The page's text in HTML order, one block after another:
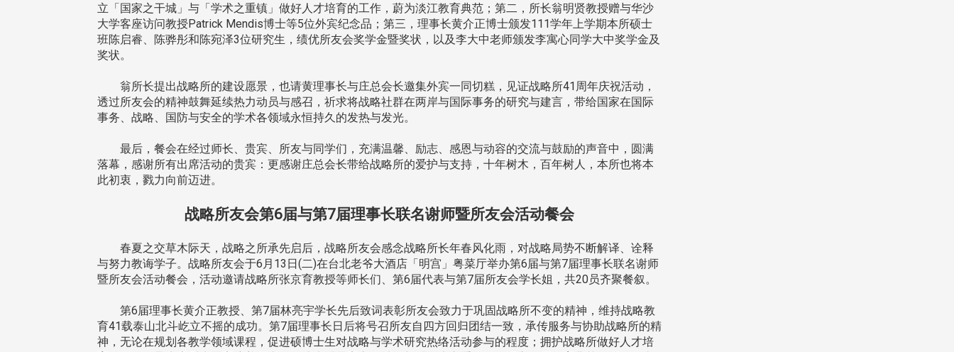
立「国家之干城」与「学术之重镇」做好人才培育的工作，蔚为淡江教育典范；第二，所长翁明贤教授赠与华沙
大学客座访问教授Patrick Mendis博士等5位外宾纪念品；第三，理事长黄介正博士颁发111学年上学期本所硕士
班陈启睿、陈骅彤和陈宛泽3位研究生，绩优所友会奖学金暨奖状，以及李大中老师颁发李寓心同学大中奖学金及
奖状。
翁所长提出战略所的建设愿景，也请黄理事长与庄总会长邀集外宾一同切糕，见证战略所41周年庆祝活动，
透过所友会的精神鼓舞延续热力动员与感召，祈求将战略社群在两岸与国际事务的研究与建言，带给国家在国际
事务、战略、国防与安全的学术各领域永恒持久的发热与发光。
最后，餐会在经过师长、贵宾、所友与同学们，充满温馨、励志、感恩与动容的交流与鼓励的声音中，圆满
落幕，感谢所有出席活动的贵宾：更感谢庄总会长带给战略所的爱护与支持，十年树木，百年树人，本所也将本
此初衷，戮力向前迈进。
战略所友会第6届与第7届理事长联名谢师暨所友会活动餐会
春夏之交草木际天，战略之所承先启后，战略所友会感念战略所长年春风化雨，对战略局势不断解译、诠释
与努力教诲学子。战略所友会于6月13日(二)在台北老爷大酒店「明宫」粤菜厅举办第6届与第7届理事长联名谢师
暨所友会活动餐会，活动邀请战略所张京育教授等师长们、第6届代表与第7届所友会学长姐，共20员齐聚餐叙。
第6届理事长黄介正教授、第7届林亮宇学长先后致词表彰所友会致力于巩固战略所不变的精神，维持战略教
育41载泰山北斗屹立不摇的成功。第7届理事长日后将号召所友自四方回归团结一致，承传服务与协助战略所的精
神，无论在规划各教学领域课程，促进硕博士生对战略与学术研究热络活动参与的程度；拥护战略所做好人才培